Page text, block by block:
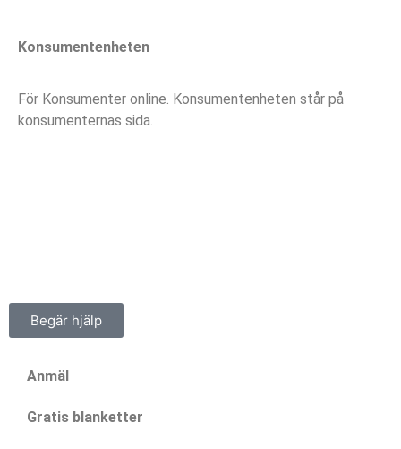
Konsumentenheten
För Konsumenter online. Konsumentenheten står på
konsumenternas sida.
Begär hjälp
Anmäl
Gratis blanketter